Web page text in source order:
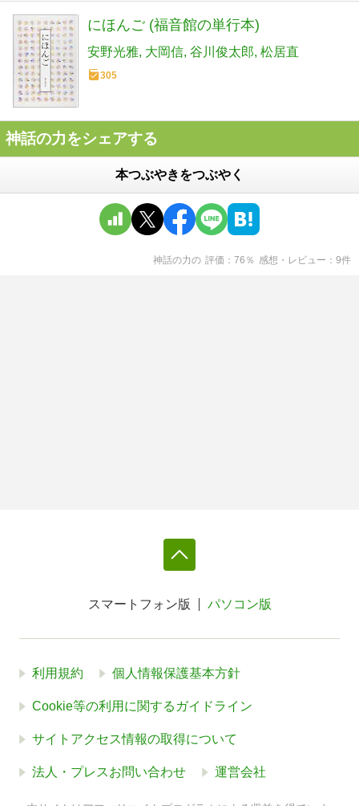
にほんご (福音館の単行本)
安野光雅 大岡信 谷川俊太郎 松居直
305
神話の力をシェアする
本つぶやきをつぶやく
神話の力の 評価 76 ％ 感想・レビュー 9件
スマートフォン版 パソコン版
利用規約 個人情報保護基本方針
Cookie等の利用に関するガイドライン
サイトアクセス情報の取得について
法人・プレスお問い合わせ 運営会社